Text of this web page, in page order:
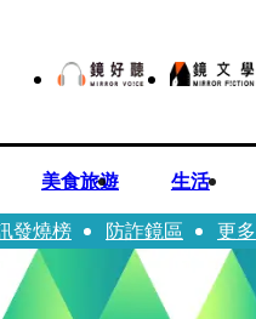
美食旅遊 生活
發燒榜 防詐鏡區 更多